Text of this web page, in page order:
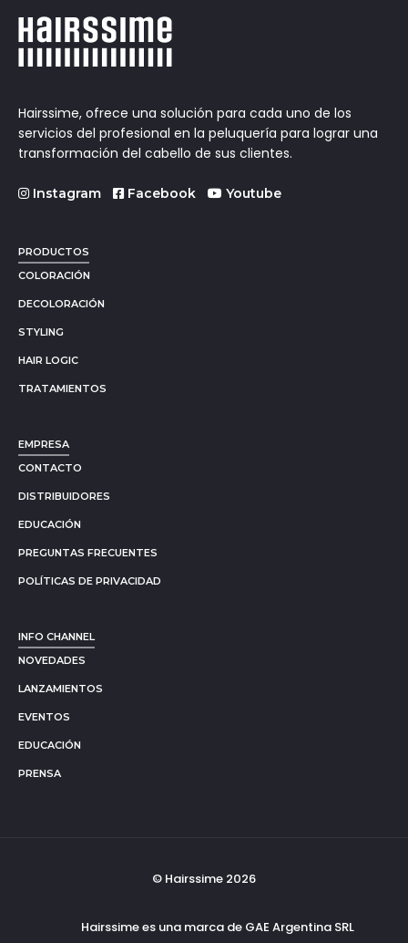
Hairssime, ofrece una solución para cada uno de los
servicios del profesional en la peluquería para lograr una
transformación del cabello de sus clientes.
Instagram Facebook Youtube
PRODUCTOS
COLORACIÓN
DECOLORACIÓN
STYLING
HAIR LOGIC
TRATAMIENTOS
EMPRESA
CONTACTO
DISTRIBUIDORES
EDUCACIÓN
PREGUNTAS FRECUENTES
POLÍTICAS DE PRIVACIDAD
INFO CHANNEL
NOVEDADES
LANZAMIENTOS
EVENTOS
EDUCACIÓN
PRENSA
© Hairssime 2026
Hairssime es una marca de GAE Argentina SRL